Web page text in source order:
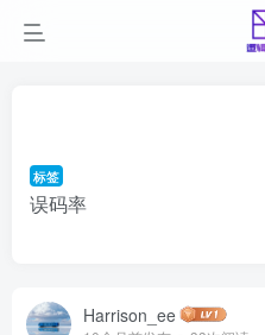
标签
误码率
Harrison_ee